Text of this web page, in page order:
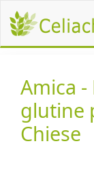
Amica -
glutine
Chiese